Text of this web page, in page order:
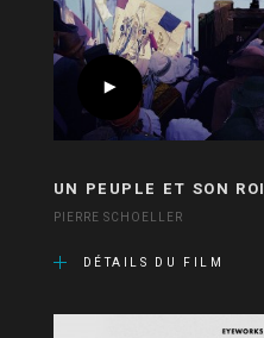
UN PEUPLE ET SON ROI
PIERRE SCHOELLER
DÉTAILS DU FILM